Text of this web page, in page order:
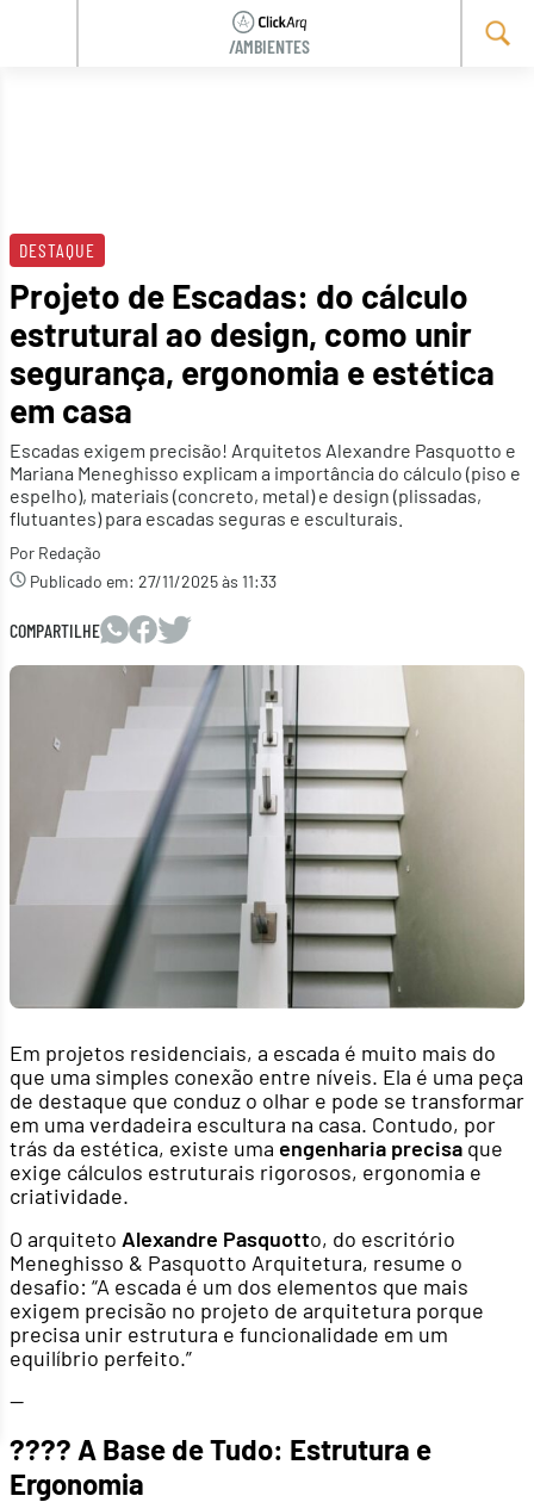
/AMBIENTES
DESTAQUE
Projeto de Escadas: do cálculo
estrutural ao design, como unir
segurança, ergonomia e estética
em casa
Escadas exigem precisão! Arquitetos Alexandre Pasquotto e
Mariana Meneghisso explicam a importância do cálculo (piso e
espelho), materiais (concreto, metal) e design (plissadas,
flutuantes) para escadas seguras e esculturais.
Por Redação
Publicado em: 27/11/2025 às 11:33
COMPARTILHE
Em projetos residenciais, a escada é muito mais do
que uma simples conexão entre níveis. Ela é uma peça
de destaque que conduz o olhar e pode se transformar
em uma verdadeira escultura na casa. Contudo, por
trás da estética, existe uma engenharia precisa que
exige cálculos estruturais rigorosos, ergonomia e
criatividade.
O arquiteto Alexandre Pasquotto, do escritório
Meneghisso & Pasquotto Arquitetura, resume o
desafio: “A escada é um dos elementos que mais
exigem precisão no projeto de arquitetura porque
precisa unir estrutura e funcionalidade em um
equilíbrio perfeito.”
—
???? A Base de Tudo: Estrutura e
Ergonomia